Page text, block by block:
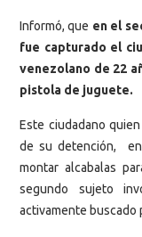
Informó, que en el
fue capturado el
venezolano de 22
pistola de juguete.
Este ciudadano
de su detención,
montar alcabalas
segundo sujeto
activamente buscado